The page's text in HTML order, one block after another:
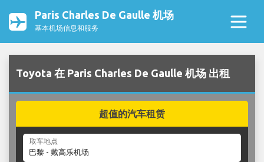
Paris Charles De Gaulle 机场
基本机场信息和服务
Toyota 在 Paris Charles De Gaulle 机场 出租
超值的汽车租赁
取车地点